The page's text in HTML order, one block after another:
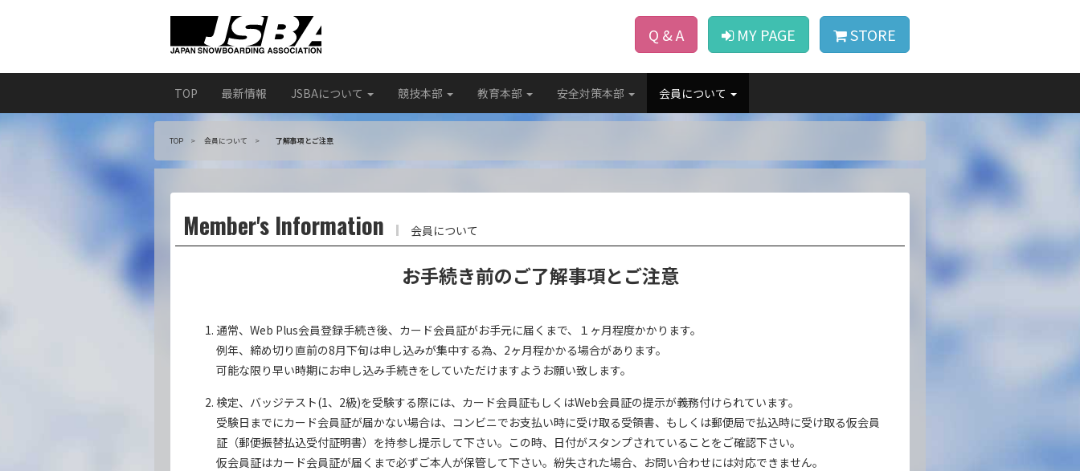
Q & A MY PAGE STORE
TOP 最新情報 JSBAについて 競技本部 教育本部 安全対策本部 会員について
TOP 会員について 了解事項とご注意
Member's Information 会員について
お手続き前のご了解事項とご注意
通常、Web Plus会員登録手続き後、カード会員証がお手元に届くまで、１ヶ月程度かかります。
例年、締め切り直前の8月下旬は申し込みが集中する為、2ヶ月程かかる場合があります。
可能な限り早い時期にお申し込み手続きをしていただけますようお願い致します。
検定、バッジテスト(1、2級)を受験する際には、カード会員証もしくはWeb会員証の提示が義務付けられています。
受験日までにカード会員証が届かない場合は、コンビニでお支払い時に受け取る受領書、もしくは郵便局で払込時に受け取る仮会員
証（郵便振替払込受付証明書）を持参し提示して下さい。この時、日付がスタンプされていることをご確認下さい。
仮会員証はカード会員証が届くまで必ずご本人が保管して下さい。紛失された場合、お問い合わせには対応できません。